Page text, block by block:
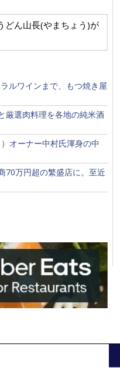
ん山長(やまちょう)が
ルワインまで、もつ焼き屋
厳選肉料理を各地の純米酒
オーナー中村氏渾身の中
70万円超の繁盛店に。至近